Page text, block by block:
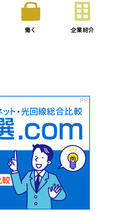
働く 企業紹介